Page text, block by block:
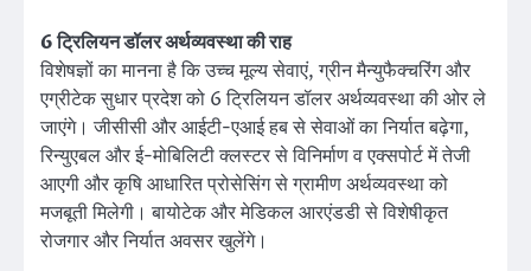
6 ट्रिलियन डॉलर अर्थव्यवस्था की राह
विशेषज्ञों का मानना है कि उच्च मूल्य सेवाएं, ग्रीन मैन्युफैक्चरिंग और
एग्रीटेक सुधार प्रदेश को 6 ट्रिलियन डॉलर अर्थव्यवस्था की ओर ले
जाएंगे। जीसीसी और आईटी-एआई हब से सेवाओं का निर्यात बढ़ेगा,
रिन्युएबल और ई-मोबिलिटी क्लस्टर से विनिर्माण व एक्सपोर्ट में तेजी
आएगी और कृषि आधारित प्रोसेसिंग से ग्रामीण अर्थव्यवस्था को
मजबूती मिलेगी। बायोटेक और मेडिकल आरएंडडी से विशेषीकृत
रोजगार और निर्यात अवसर खुलेंगे।